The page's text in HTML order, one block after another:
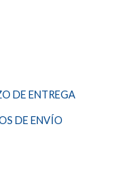
DE ENTREGA
DE ENVÍO